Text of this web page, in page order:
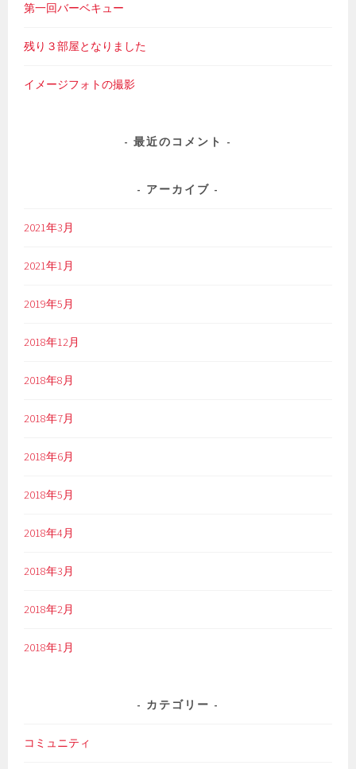
第一回バーベキュー
残り３部屋となりました
イメージフォトの撮影
最近のコメント
アーカイブ
2021年3月
2021年1月
2019年5月
2018年12月
2018年8月
2018年7月
2018年6月
2018年5月
2018年4月
2018年3月
2018年2月
2018年1月
カテゴリー
コミュニティ